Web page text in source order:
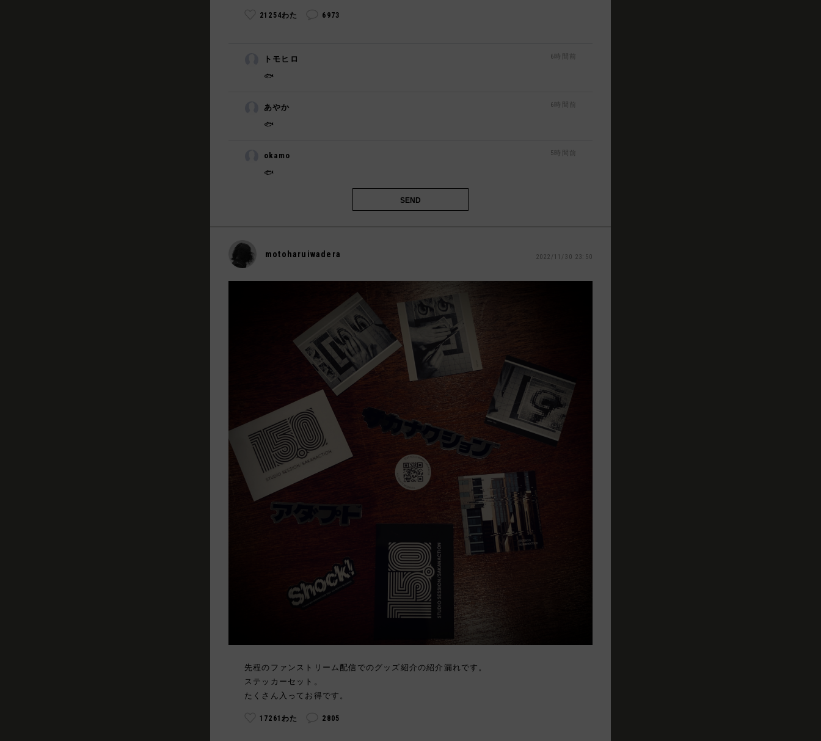
21254わた 6973
トモヒロ
🐟
6時間前
あやか
🐟
6時間前
okamo
🐟
5時間前
motoharuiwadera 2022/11/30 23:50
先程のファンストリーム配信でのグッズ紹介の紹介漏れです。
ステッカーセット。
たくさん入ってお得です。
17261わた 2805